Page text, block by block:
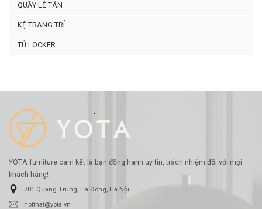
QUẦY LỄ TÂN
KỆ TRANG TRÍ
TỦ LOCKER
YOTA furniture cam kết là bạn đồng hành uy tín, trách nhiệm đối với mọi
khách hàng!
701 Quang Trung, Hà Đông, Hà Nội
noithat@yota.vn